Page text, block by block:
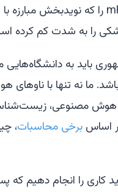
را به شدت کم کرده
باید به دانشگاه‌هایی
ما نه تنها با ناوهای
مصنوعی،
اساس برخی محاسبات،